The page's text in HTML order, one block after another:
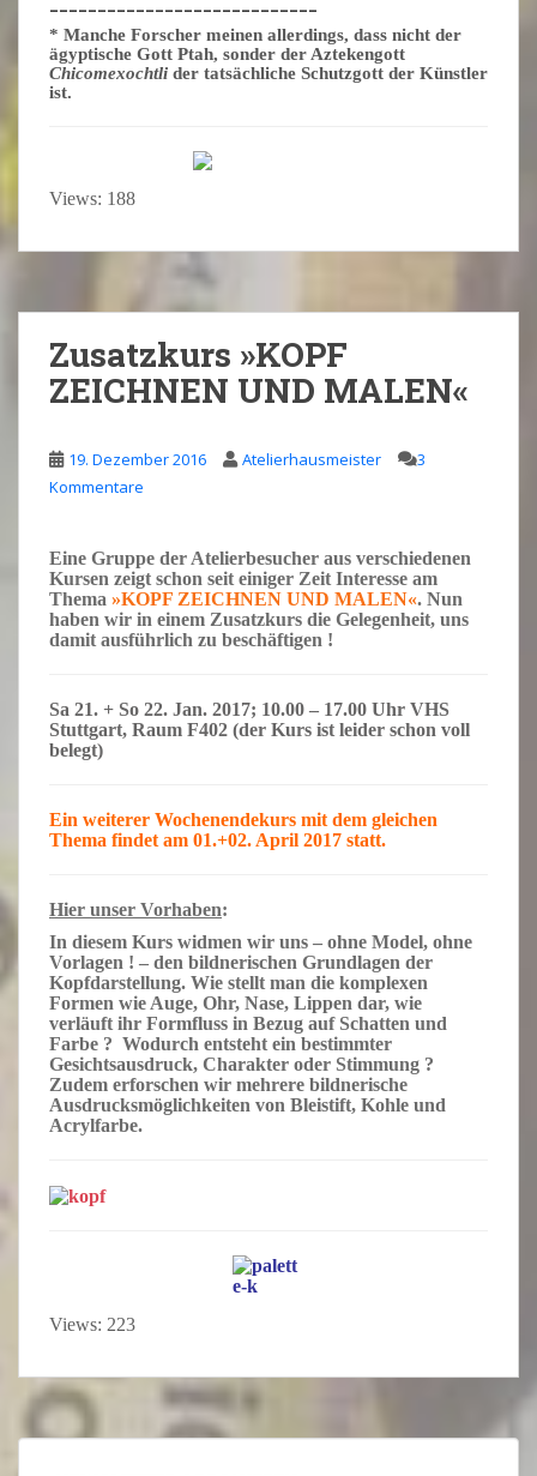
* Manche Forscher meinen allerdings, dass nicht der
ägyptische Gott Ptah, sonder der Aztekengott
Chicomexochtli der tatsächliche Schutzgott der Künstler
ist.
Views: 188
Zusatzkurs »KOPF
ZEICHNEN UND MALEN«
19. Dezember 2016 Atelierhausmeister
3
Kommentare
Eine Gruppe der Atelierbesucher aus verschiedenen
Kursen zeigt schon seit einiger Zeit Interesse am
Thema »KOPF ZEICHNEN UND MALEN«. Nun
haben wir in einem Zusatzkurs die Gelegenheit, uns
damit ausführlich zu beschäftigen !
Sa 21. + So 22. Jan. 2017; 10.00 – 17.00 Uhr VHS
Stuttgart, Raum F402 (der Kurs ist leider schon voll
belegt)
Ein weiterer Wochenendekurs mit dem gleichen
Thema findet am 01.+02. April 2017 statt.
Hier unser Vorhaben:
In diesem Kurs widmen wir uns – ohne Model, ohne
Vorlagen ! – den bildnerischen Grundlagen der
Kopfdarstellung. Wie stellt man die komplexen
Formen wie Auge, Ohr, Nase, Lippen dar, wie
verläuft ihr Formfluss in Bezug auf Schatten und
Farbe ? Wodurch entsteht ein bestimmter
Gesichtsausdruck, Charakter oder Stimmung ?
Zudem erforschen wir mehrere bildnerische
Ausdrucksmöglichkeiten von Bleistift, Kohle und
Acrylfarbe.
Views: 223